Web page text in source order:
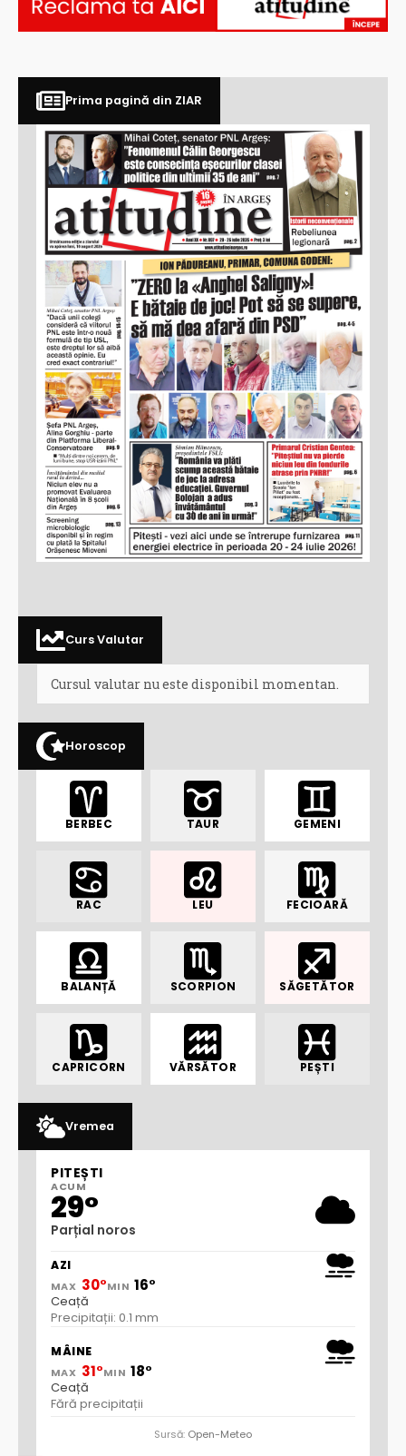
Prima pagină din ZIAR
Curs Valutar
Cursul valutar nu este disponibil momentan.
Horoscop
BERBEC TAUR GEMENI
RAC LEU FECIOARĂ
BALANȚĂ SCORPION SĂGETĂTOR
CAPRICORN VĂRSĂTOR PEȘTI
Vremea
PITEȘTI
ACUM
29°
Parțial noros
AZI
MAX 30°MIN 16°
Ceață
Precipitații: 0.1 mm
MÂINE
MAX 31°MIN 18°
Ceață
Fără precipitații
Sursă: Open-Meteo